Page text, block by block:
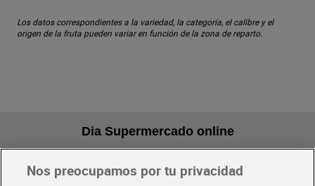
Los datos correspondientes a la variedad, la categoría, el calibre y el
origen de la fruta pueden variar en función de la zona de reparto.
Dia Supermercado online
Pide hoy, recibe hoy
Nos preocupamos por tu privacidad